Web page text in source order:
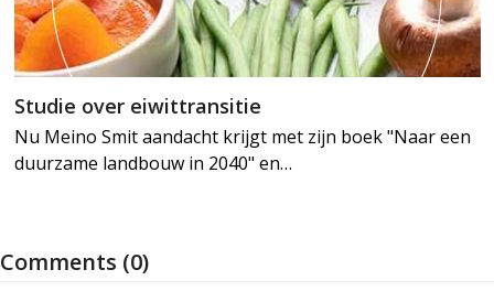
Studie over eiwittransitie
Nu Meino Smit aandacht krijgt met zijn boek "Naar een
duurzame landbouw in 2040" en…
Comments (0)